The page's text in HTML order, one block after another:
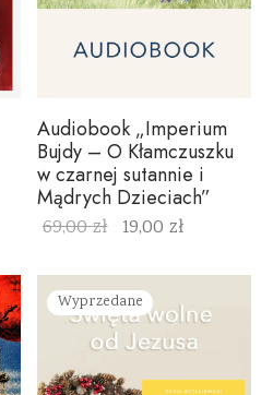
Audiobook „Imperium
Bujdy – O Kłamczuszku
w czarnej sutannie i
Mądrych Dzieciach”
69,00zł 19,00 zł
Wyprzedane